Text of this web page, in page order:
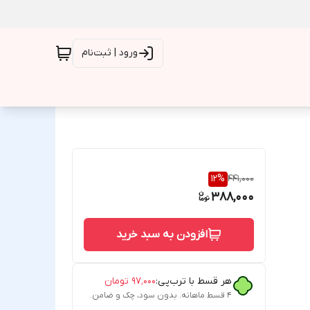
ورود | ثبت‌نام
441,000
12%
388,000
افزودن به سبد خرید
هر قسط با ترب‌پی:۹۷٬۰۰۰ تومان
۴ قسط ماهانه. بدون سود، چک و ضامن.